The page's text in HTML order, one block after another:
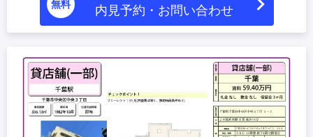
無料 内見予約・お問い合わせ